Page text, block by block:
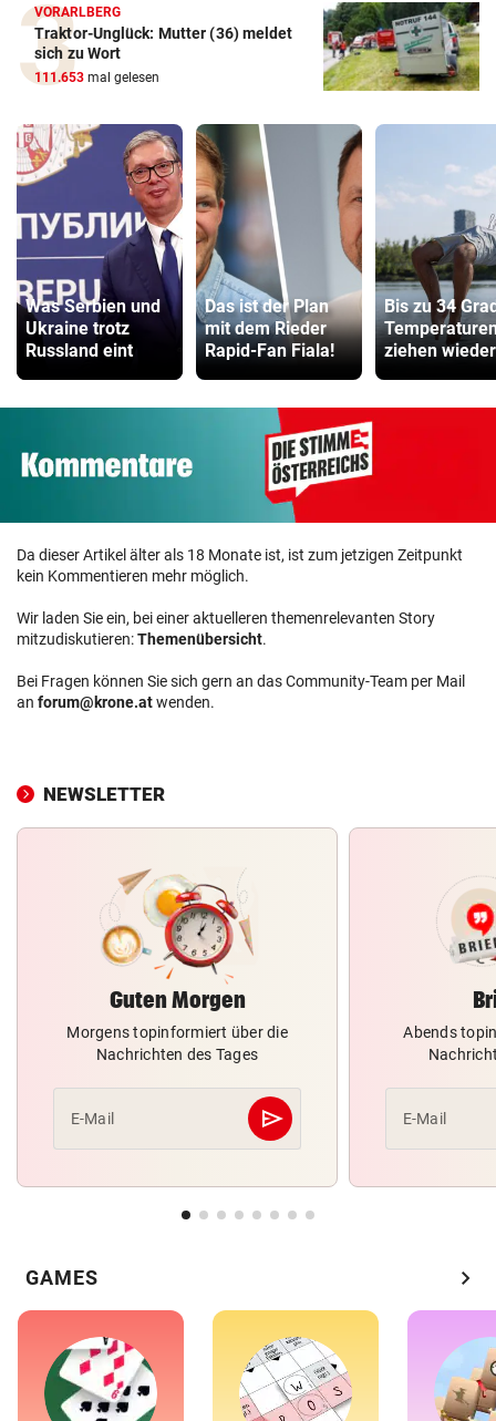
VORARLBERG
Traktor-Unglück: Mutter (36) meldet
sich zu Wort
111.653 mal gelesen
Was Serbien und
Ukraine trotz
Russland eint
Das ist der Plan
mit dem Rieder
Rapid-Fan Fiala!
Bis zu 34
ziehen
Da dieser Artikel älter als 18 Monate ist, ist zum jetzigen Zeitpunkt
kein Kommentieren mehr möglich.
Wir laden Sie ein, bei einer aktuelleren themenrelevanten Story
mitzudiskutieren:Themenübersicht.
Bei Fragen können Sie sich gern an das Community-Team per Mail
an forum@krone.atwenden.
NEWSLETTER
Guten Morgen
Morgens topinformiert über die
Nachrichten des Tages
E-Mail send
Abschicken
Abends
E-Mail
GAMES chevron_right